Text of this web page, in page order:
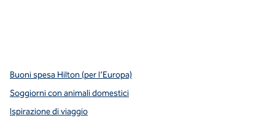
Buoni spesa Hilton (per l’Europa)
Soggiorni con animali domestici
Ispirazione di viaggio